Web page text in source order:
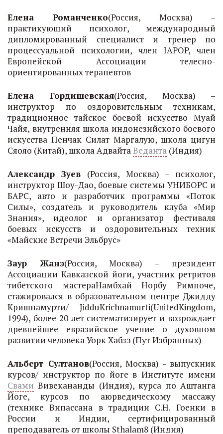
Елена Романченко(Россия, Москва) –
практикующий психолог, международный
дипломированный специалист и тренер по
процессуальной психологии, член IAPOP, член
Европейской Ассоциации телесно-
ориентированных терапевтов
Елена Гордишевская(Россия, Москва) –
инструктор по оздоровительным техникам,
традиционное тайское боевой искусство Муай
Чайя, внутренняя школа индонезийского боевого
искусства Пенчак Силат Маргалую, школа цигун
Сяояо (Китай), школа АдвайтаВеданта (Индия)
Александр Зуев (Россия, Москва) – психолог,
инструктор Шоу-Дао, боевые системы УНИБОРС и
БАРС, авто и разработчик программы «Поток
Силы», создатель и руководитель клуба «Мир
Знания», идеолог и организатор фестиваля
боевых искусств и оздоровительных техник
«Майские Встречи Эльбрус»
Заур Жанэ(Россия, Москва) – президент
Ассоциации Кавказской йоги, участник ретритов
тибетского мастераНамбхай Норбу Римпоче,
стажировался в образовательном центре Джидду
Кришнамурти/ JidduKrichnamurti(UnitedKingdom,
1994), более 20 лет систематизирует и возрождает
древнейшее евразийское учение о духовном
развитии человека Уорк Хабзэ (Пут Избранных)
Альберт Султанов(Россия, Москва) - выпускник
курсов/ инструктор по йоге в Институте имени
Свами Вивекананды (Индия), курса по Аштанга
Йоге, курсов по аюрведическому массажу
(технике Випассана в традиции С.Н. Гоенки в
России и Индии, сертифицированный
преподаватель от школы Sthalam8 (Индия)